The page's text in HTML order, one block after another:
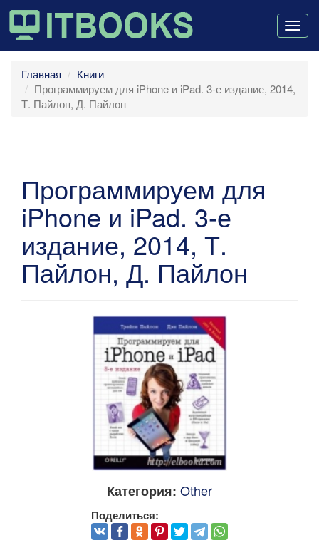
Главная
Книги
Программируем для iPhone и iPad. 3-е издание, 2014,
Т. Пайлон, Д. Пайлон
Программируем для
iPhone и iPad. 3-е
издание, 2014, Т.
Пайлон, Д. Пайлон
Категория: Other
Поделиться: